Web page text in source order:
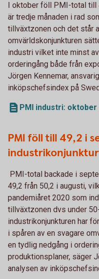
I oktober föll PMI-total till
är tredje månaden i rad
tillväxtzonen och det står
omvärldskonjunkturen
industri vilket inte minst
orderingång både från
Jörgen Kennemar,
inköpschefsindex på
PMI industri: oktober
PMI föll till 49,2 i
industrikonjunktur
PMI-total backade i
49,2 från 50,2 i augusti,
pandemiåret 2020 som
tillväxtzonen dvs under
industrikonjunkturen har
i spåren av en svagare
en tydlig nedgång i
produktionsplaner, säger
analysen av